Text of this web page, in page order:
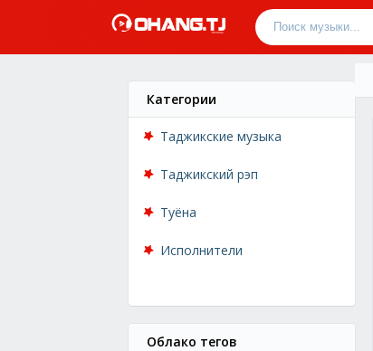
Категории
Таджикские музыка
Таджикский рэп
Туёна
Исполнители
Облако тегов